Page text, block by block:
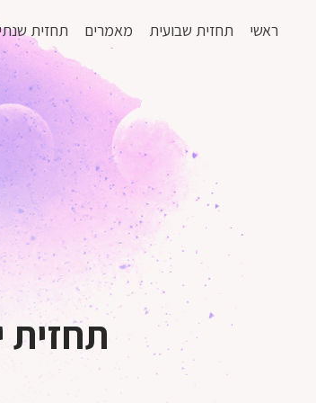
ראשי תחזית שבועית מאמרים תחזית
תחזית